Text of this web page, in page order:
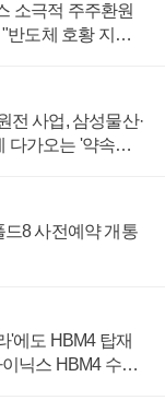
소극적 주주환원
반도체 호황 지속
전 사업, 삼성물산·
다가오는 '약속의
8 사전예약 개통
'에도 HBM4 탑재
닉스 HBM4 수율